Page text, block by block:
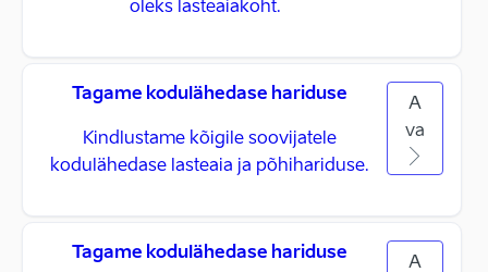
oleks lasteaiakoht.
Tagame kodulähedase hariduse
Kindlustame kõigile soovijatele
kodulähedase lasteaia ja põhihariduse.
A
va
Tagame kodulähedase hariduse
A